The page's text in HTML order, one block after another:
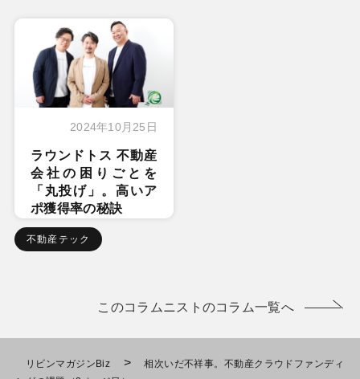
2024年10月25日
ラウンドトス 不動産
会社の困りごとを
「丸投げ」。高いア
ポ獲得率の秘訣
不動産テック
このコラムニストのコラム一覧へ
リビンマガジンBiz >
相次いだ不祥事。不動産クラウドファンディ